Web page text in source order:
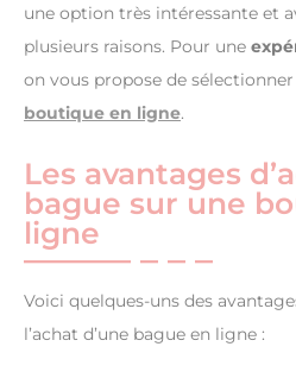
une option très intéressante et
plusieurs raisons. Pour une
on vous propose de sélectionner
boutique en ligne.
Les avantages
bague sur une
ligne
Voici quelques-uns des
l’achat d’une bague en ligne :